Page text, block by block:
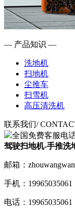
— 产品知识 —
洗地机
扫地机
尘推车
扫雪机
高压清洗机
联系我们/
全国免费客服电
驾驶扫地机-手推洗
邮箱：
手机：19965035061
电话：19965035061